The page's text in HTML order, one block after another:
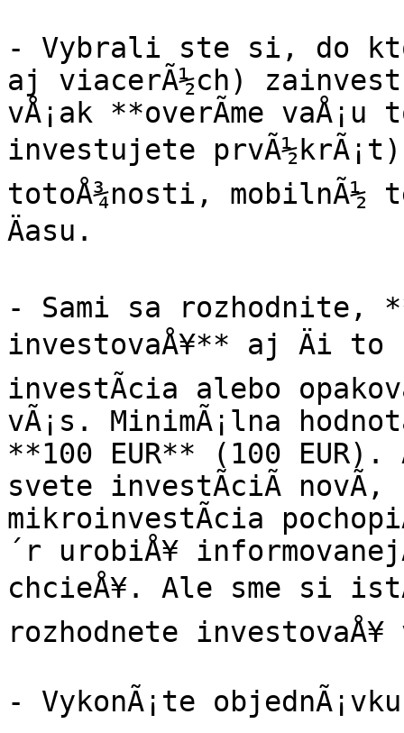
- Vybrali ste si, do
aj viacerÃ½ch)
vÅ¡ak **overÃ­me vaÅ¡u
investujete
totoÅ¾nosti, mobilnÃ½
Äasu.
- Sami sa rozhodnite,
investovaÅ¥** aj Äi to
investÃ­cia alebo
vÃ¡s. MinimÃ¡lna
**100 EUR** (100
svete investÃ­ciÃ­ novÃ­,
mikroinvestÃ­cia
´r urobiÅ¥
chcieÅ¥. Ale sme si
rozhodnete
- VykonÃ¡te